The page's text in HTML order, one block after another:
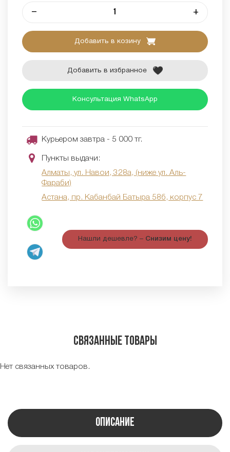
– +
Добавить в козину
Добавить в избранное
Консультация WhatsApp
Курьером завтра - 5 000 тг.
Пункты выдачи:
Алматы, ул. Навои, 328а, (ниже ул. Аль-
Фараби)
Астана, пр. Кабанбай Батыра 58б, корпус 7
Нашли дешевле? – Снизим цену!
Связанные товары
Нет связанных товаров.
Описание